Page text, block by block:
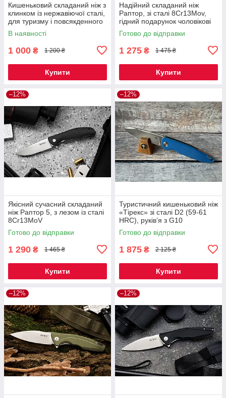
Кишеньковий складаний ніж з
клинком із нержавіючої сталі,
для туризму і повсякденного
носіння, EDC-19
В наявності
1 000 ₴ 1 200 ₴
Купити
Надійний складаний ніж
Раптор, зі сталі 8Cr13Mov,
гідний подарунок чоловікові
Готово до відправки
1 275 ₴ 1 475 ₴
Купити
–12%
Якісний сучасний складаний
ніж Раптор 5, з лезом із сталі
8Cr13MoV
Готово до відправки
1 290 ₴ 1 465 ₴
Купити
–12%
Туристичний кишеньковий ніж
«Тірекс» зі сталі D2 (59-61
HRC), руківʼя з G10
Готово до відправки
1 875 ₴ 2 125 ₴
Купити
–12% –12%